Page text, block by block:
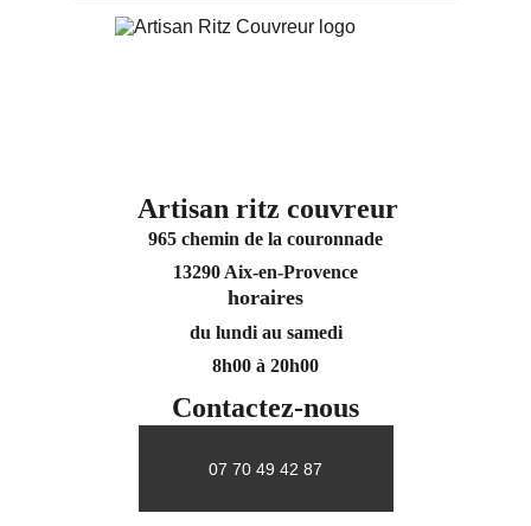
Contactez-nous
07 70 49 42 87
Artisan ritz couvreur
965 chemin de la couronnade
13290 Aix-en-Provence
horaires
du lundi au samedi
8h00 à 20h00